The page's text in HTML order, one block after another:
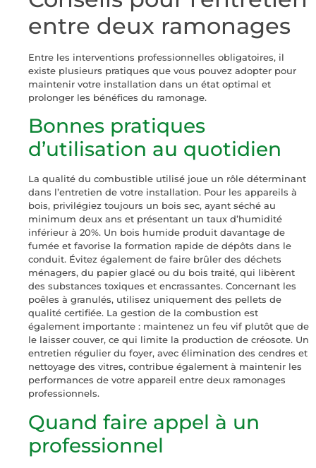
entre deux ramonages
Entre les interventions professionnelles obligatoires, il
existe plusieurs pratiques que vous pouvez adopter pour
maintenir votre installation dans un état optimal et
prolonger les bénéfices du ramonage.
Bonnes pratiques
d’utilisation au quotidien
La qualité du combustible utilisé joue un rôle déterminant
dans l’entretien de votre installation. Pour les appareils à
bois, privilégiez toujours un bois sec, ayant séché au
minimum deux ans et présentant un taux d’humidité
inférieur à 20%. Un bois humide produit davantage de
fumée et favorise la formation rapide de dépôts dans le
conduit. Évitez également de faire brûler des déchets
ménagers, du papier glacé ou du bois traité, qui libèrent
des substances toxiques et encrassantes. Concernant les
poêles à granulés, utilisez uniquement des pellets de
qualité certifiée. La gestion de la combustion est
également importante : maintenez un feu vif plutôt que de
le laisser couver, ce qui limite la production de créosote. Un
entretien régulier du foyer, avec élimination des cendres et
nettoyage des vitres, contribue également à maintenir les
performances de votre appareil entre deux ramonages
professionnels.
Quand faire appel à un
professionnel